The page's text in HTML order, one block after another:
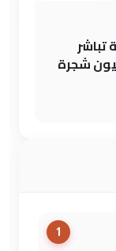
تباشر
شجرة
1